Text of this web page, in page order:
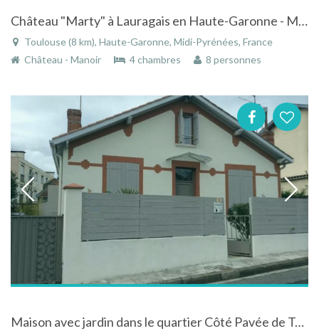
Château "Marty" à Lauragais en Haute-Garonne - Midi-Pyrénées avec piscine
Toulouse (8 km), Haute-Garonne, Midi-Pyrénées, France
Château - Manoir
4 chambres 8 personnes
Maison avec jardin dans le quartier Côté Pavée de Toulouse